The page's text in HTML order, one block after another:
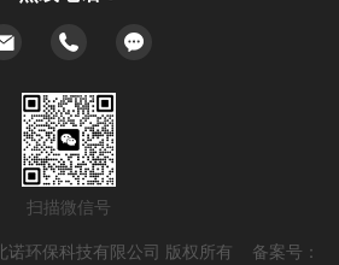
扫描微信号
诺环保科技有限公司 版权所有 备案号：